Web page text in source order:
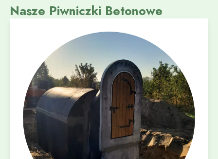
Nasze Piwniczki Betonowe